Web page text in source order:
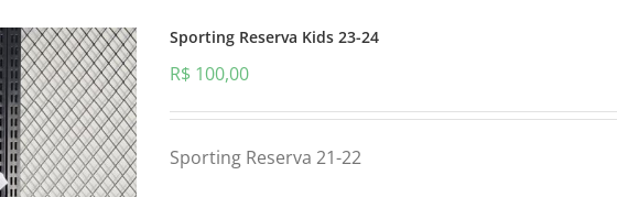
Sporting Reserva Kids 23-24
R$ 100,00
Sporting Reserva 21-22